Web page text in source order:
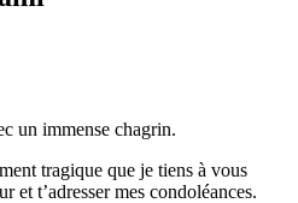
un immense chagrin.
tragique que je tiens à vous
et t’adresser mes condoléances.